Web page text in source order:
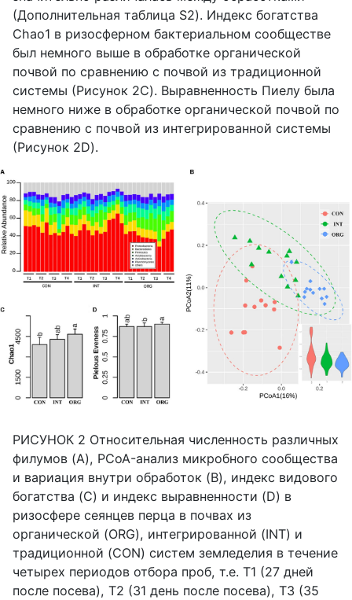
(Дополнительная таблица S2). Индекс богатства
Chao1 в ризосферном бактериальном сообществе
был немного выше в обработке органической
почвой по сравнению с почвой из традиционной
системы (Рисунок 2C). Выравненность Пиелу была
немного ниже в обработке органической почвой по
сравнению с почвой из интегрированной системы
(Рисунок 2D).
РИСУНОК 2 Относительная численность различных
филумов (A), PCoA-анализ микробного сообщества
и вариация внутри обработок (B), индекс видового
богатства (C) и индекс выравненности (D) в
ризосфере сеянцев перца в почвах из
органической (ORG), интегрированной (INT) и
традиционной (CON) систем земледелия в течение
четырех периодов отбора проб, т.е. T1 (27 дней
после посева), T2 (31 день после посева), T3 (35